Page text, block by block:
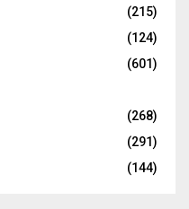
(215)
(124)
(601)
(268)
(291)
(144)